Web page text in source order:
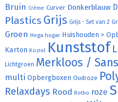
Bruin Crème Curver Donkerblauw
Plastics Grijs Grijs - Set van 2
Groen Hega hogar Huishouden >
Karton Koziol Kunststof
Lichtgroen Merkloos /
multi Opbergboxen Oudroze
Relaxdays Rood Rotho roze